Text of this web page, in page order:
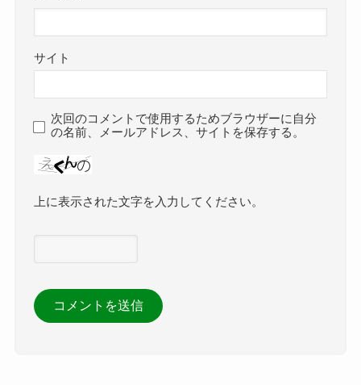
サイト
次回のコメントで使用するためブラウザーに自分
の名前、メールアドレス、サイトを保存する。
上に表示された文字を入力してください。